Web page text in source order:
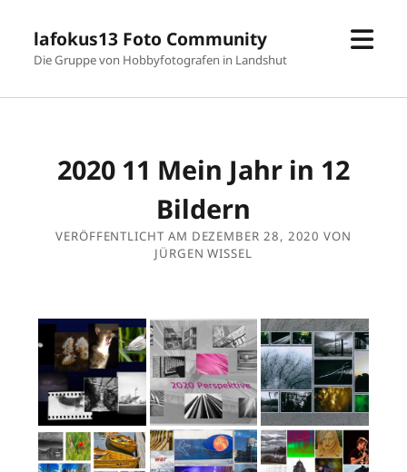
lafokus13 Foto Community
Die Gruppe von Hobbyfotografen in Landshut
2020 11 Mein Jahr in 12
Bildern
VERÖFFENTLICHT AM DEZEMBER 28, 2020 VON
JÜRGEN WISSEL